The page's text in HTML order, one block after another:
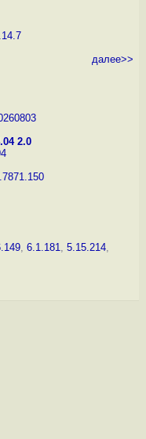
далее>>
2.0
, 6.1.181, 5.15.214,